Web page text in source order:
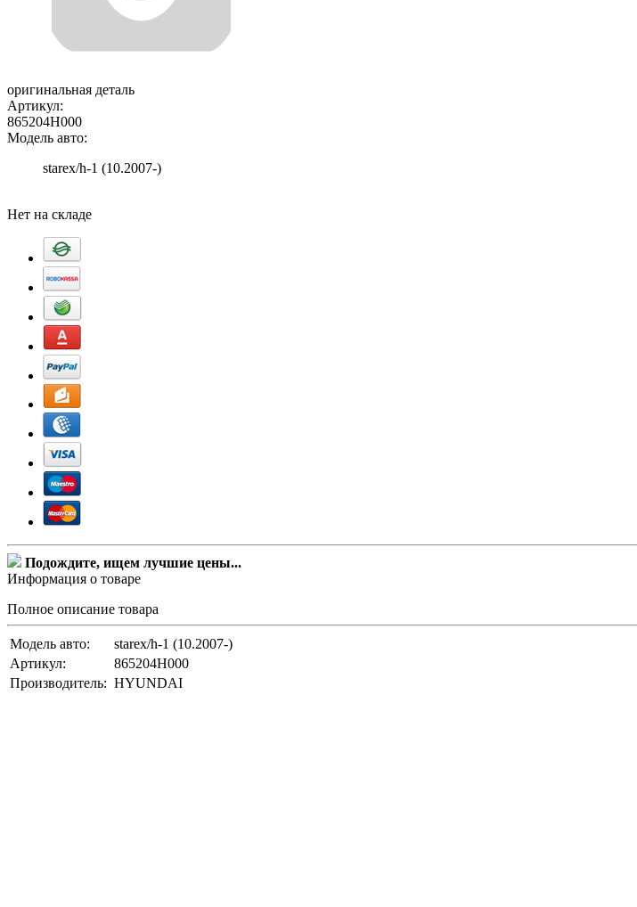
оригинальная деталь
Артикул:
865204H000
Модель авто:
starex/h-1 (10.2007-)
Нет на складе
Подождите, ищем лучшие цены...
Информация о товаре
Полное описание товара
Модель авто:
starex/h-1 (10.2007-)
Артикул:
865204H000
Производитель: HYUNDAI